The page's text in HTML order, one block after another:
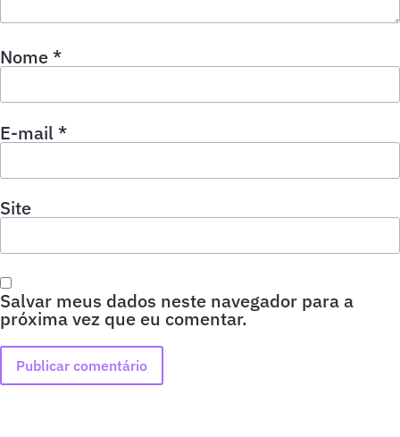
Nome*
E-mail*
Site
Salvar meus dados neste navegador para a
próxima vez que eu comentar.